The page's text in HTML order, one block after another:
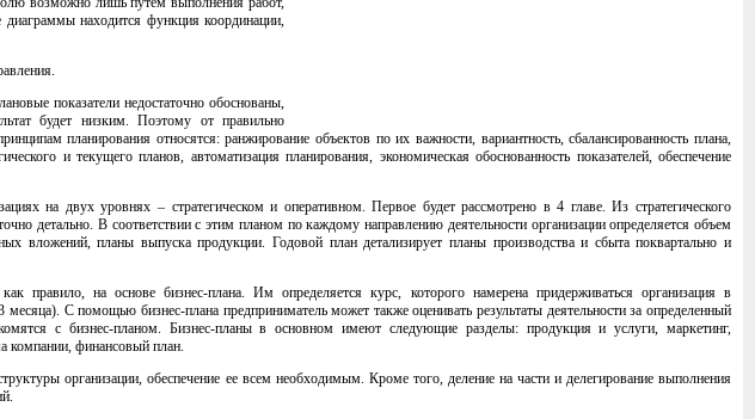
находится функция координации,
показатели недостаточно обоснованы,
будет низким. Поэтому от правильно
планирования относятся: ранжирование объектов по их важности, вариантность, сбалансированность плана,
и текущего планов, автоматизация планирования, экономическая обоснованность показателей, обеспечение
на двух уровнях – стратегическом и оперативном. Первое будет рассмотрено в 4 главе. Из стратегического
детально. В соответствии с этим планом по каждому направлению деятельности организации определяется объем
вложений, планы выпуска продукции. Годовой план детализирует планы производства и сбыта поквартально и
правило, на основе бизнес-плана. Им определяется курс, которого намерена придерживаться организация в
С помощью бизнес-плана предприниматель может также оценивать результаты деятельности за определенный
с бизнес-планом. Бизнес-планы в основном имеют следующие разделы: продукция и услуги, маркетинг,
компании, финансовый план.
организации, обеспечение ее всем необходимым. Кроме того, деление на части и делегирование выполнения